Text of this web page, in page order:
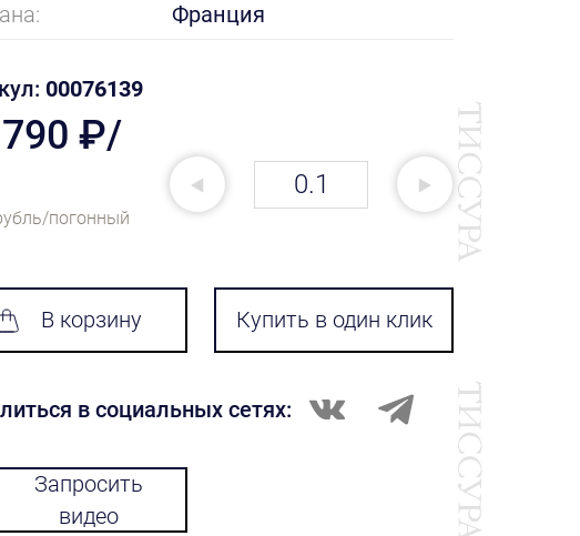
Франция
00076139
₽/
погонный
В корзину Купить в один клик
в социальных сетях:
Запросить
видео